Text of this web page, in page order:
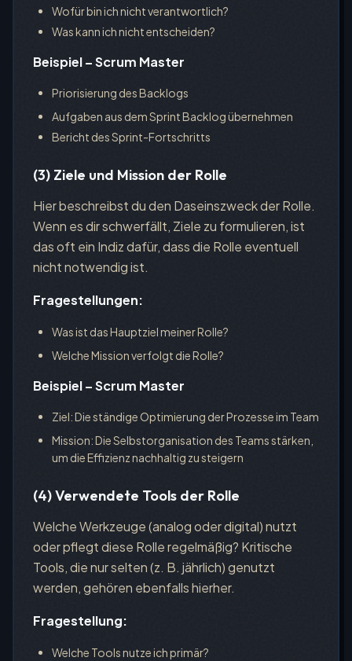
Wofür bin ich nicht verantwortlich?
Was kann ich nicht entscheiden?
Beispiel – Scrum Master
Priorisierung des Backlogs
Aufgaben aus dem Sprint Backlog übernehmen
Bericht des Sprint-Fortschritts
(3) Ziele und Mission der Rolle
Hier beschreibst du den Daseinszweck der Rolle.
Wenn es dir schwerfällt, Ziele zu formulieren, ist
das oft ein Indiz dafür, dass die Rolle eventuell
nicht notwendig ist.
Fragestellungen:
Was ist das Hauptziel meiner Rolle?
Welche Mission verfolgt die Rolle?
Beispiel – Scrum Master
Ziel: Die ständige Optimierung der Prozesse im Team
Mission: Die Selbstorganisation des Teams stärken,
um die Effizienz nachhaltig zu steigern
(4) Verwendete Tools der Rolle
Welche Werkzeuge (analog oder digital) nutzt
oder pflegt diese Rolle regelmäßig? Kritische
Tools, die nur selten (z. B. jährlich) genutzt
werden, gehören ebenfalls hierher.
Fragestellung:
Welche Tools nutze ich primär?